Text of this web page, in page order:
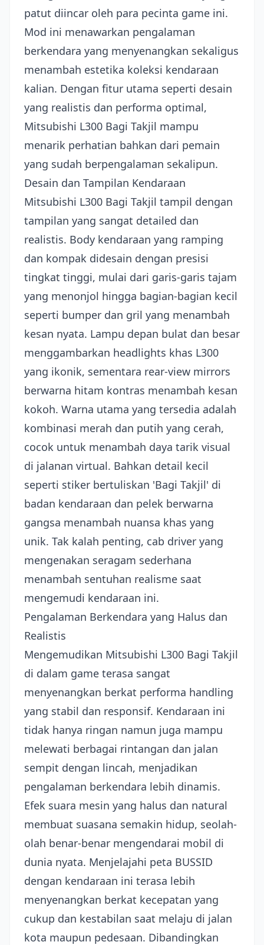
patut diincar oleh para pecinta game ini.
Mod ini menawarkan pengalaman
berkendara yang menyenangkan sekaligus
menambah estetika koleksi kendaraan
kalian. Dengan fitur utama seperti desain
yang realistis dan performa optimal,
Mitsubishi L300 Bagi Takjil mampu
menarik perhatian bahkan dari pemain
yang sudah berpengalaman sekalipun.
Desain dan Tampilan Kendaraan
Mitsubishi L300 Bagi Takjil tampil dengan
tampilan yang sangat detailed dan
realistis. Body kendaraan yang ramping
dan kompak didesain dengan presisi
tingkat tinggi, mulai dari garis-garis tajam
yang menonjol hingga bagian-bagian kecil
seperti bumper dan gril yang menambah
kesan nyata. Lampu depan bulat dan besar
menggambarkan headlights khas L300
yang ikonik, sementara rear-view mirrors
berwarna hitam kontras menambah kesan
kokoh. Warna utama yang tersedia adalah
kombinasi merah dan putih yang cerah,
cocok untuk menambah daya tarik visual
di jalanan virtual. Bahkan detail kecil
seperti stiker bertuliskan 'Bagi Takjil' di
badan kendaraan dan pelek berwarna
gangsa menambah nuansa khas yang
unik. Tak kalah penting, cab driver yang
mengenakan seragam sederhana
menambah sentuhan realisme saat
mengemudi kendaraan ini.
Pengalaman Berkendara yang Halus dan
Realistis
Mengemudikan Mitsubishi L300 Bagi Takjil
di dalam game terasa sangat
menyenangkan berkat performa handling
yang stabil dan responsif. Kendaraan ini
tidak hanya ringan namun juga mampu
melewati berbagai rintangan dan jalan
sempit dengan lincah, menjadikan
pengalaman berkendara lebih dinamis.
Efek suara mesin yang halus dan natural
membuat suasana semakin hidup, seolah-
olah benar-benar mengendarai mobil di
dunia nyata. Menjelajahi peta BUSSID
dengan kendaraan ini terasa lebih
menyenangkan berkat kecepatan yang
cukup dan kestabilan saat melaju di jalan
kota maupun pedesaan. Dibandingkan